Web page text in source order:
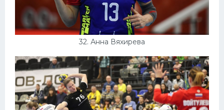
32. Анна Вяхирева